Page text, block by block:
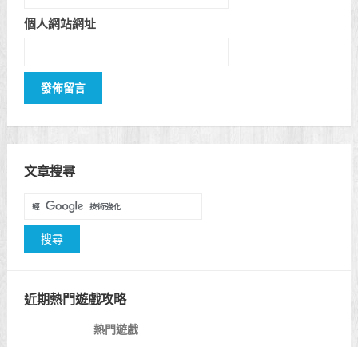
個人網站網址
文章搜尋
近期熱門遊戲攻略
熱門遊戲